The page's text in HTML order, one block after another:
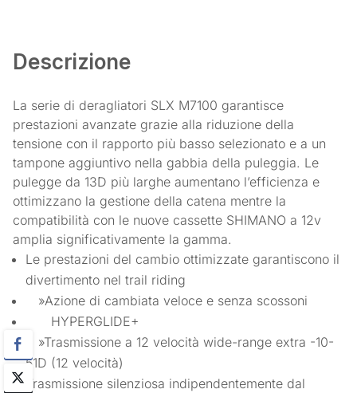
Descrizione
La serie di deragliatori SLX M7100 garantisce
prestazioni avanzate grazie alla riduzione della
tensione con il rapporto più basso selezionato e a un
tampone aggiuntivo nella gabbia della puleggia. Le
pulegge da 13D più larghe aumentano l’efficienza e
ottimizzano la gestione della catena mentre la
compatibilità con le nuove cassette SHIMANO a 12v
amplia significativamente la gamma.
Le prestazioni del cambio ottimizzate garantiscono il
divertimento nel trail riding
»Azione di cambiata veloce e senza scossoni
HYPERGLIDE+
»Trasmissione a 12 velocità wide-range extra -10-
51D (12 velocità)
Trasmissione silenziosa indipendentemente dal